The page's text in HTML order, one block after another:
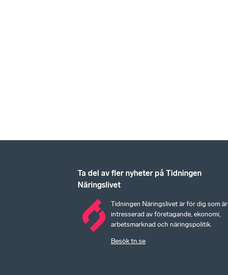
Ta del av fler nyheter på Tidningen
Näringslivet
Tidningen Näringslivet är för dig som är
intresserad av företagande, ekonomi,
arbetsmarknad och näringspolitik.
Besök tn.se